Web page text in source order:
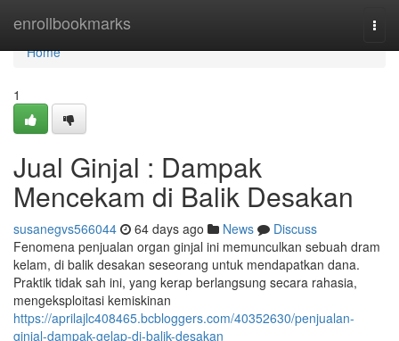
enrollbookmarks
Home
Home
1
Jual Ginjal : Dampak
Mencekam di Balik Desakan
susanegvs566044 64 days ago News
Discuss
Fenomena penjualan organ ginjal ini memunculkan sebuah dram
kelam, di balik desakan seseorang untuk mendapatkan dana.
Praktik tidak sah ini, yang kerap berlangsung secara rahasia,
mengeksploitasi kemiskinan
https://aprilajlc408465.bcbloggers.com/40352630/penjualan-
ginjal-dampak-gelap-di-balik-desakan